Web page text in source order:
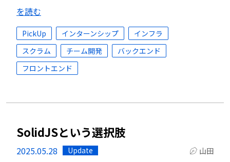
を読む
PickUp インターンシップ
インフラ
スクラム
チーム開発
バックエンド
フロントエンド
SolidJSという選択肢
2025.05.28 Update 山田